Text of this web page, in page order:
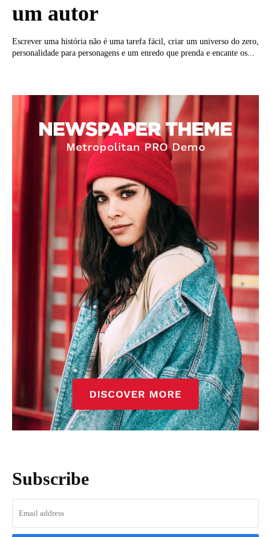
um autor
Escrever uma história não é uma tarefa fácil, criar um universo do zero,
personalidade para personagens e um enredo que prenda e encante os...
Subscribe